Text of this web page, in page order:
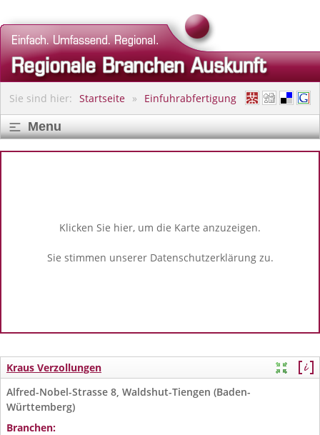
Sie sind hier: Startseite Einfuhrabfertigung
Menu
Klicken Sie hier, um die Karte anzuzeigen.
Sie stimmen unserer Datenschutzerklärungzu.
Kraus Verzollungen
Alfred-Nobel-Strasse 8, Waldshut-Tiengen (Baden-
Württemberg)
Branchen: